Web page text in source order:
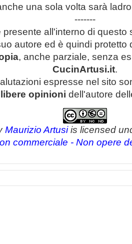
una sola volta sarà
-------
presente all'interno di questo
autore ed è quindi protetto
, anche parziale, senza
CucinArtusi.it.
espresse nel sito
libere opinioni dell'autore
Maurizio Artusiis licensed
commerciale - Non opere